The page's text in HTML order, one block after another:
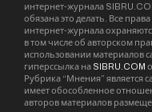
интернет-журнала
обязана это делать. Все
интернет-журнала
в том числе об авторском
использовании материалов
гиперссылка на SIBRU.COM
Рубрика “Мнения” является
имеет обособленное
авторов материалов